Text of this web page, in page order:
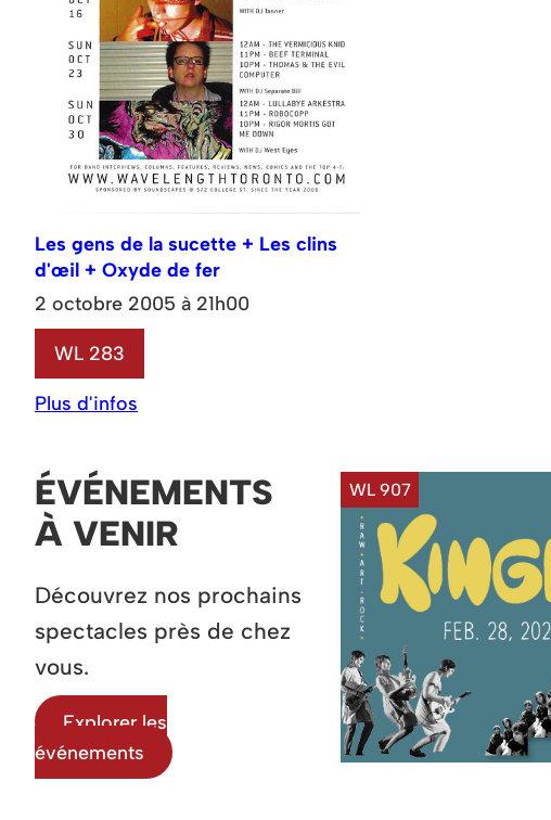
Les gens de la sucette + Les clins
d'œil + Oxyde de fer
2 octobre 2005 à 21h00
WL 283
Plus d'infos
ÉVÉNEMENTS
À VENIR
Découvrez nos prochains
spectacles près de chez
vous.
Explorer les
événements
WL 907